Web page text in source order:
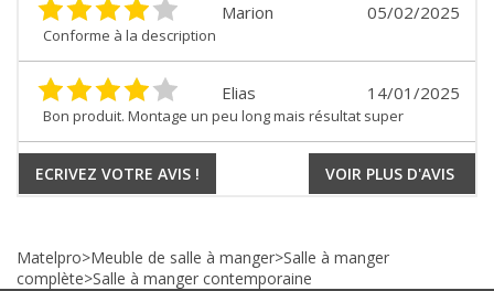
05/02/2025
Marion
Conforme à la description
14/01/2025
Elias
Bon produit. Montage un peu long mais résultat super
ECRIVEZ VOTRE AVIS ! VOIR PLUS D'AVIS
Matelpro>Meuble de salle à manger>Salle à manger
complète>Salle à manger contemporaine